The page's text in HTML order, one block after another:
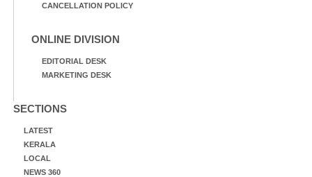
CANCELLATION POLICY
ONLINE DIVISION
EDITORIAL DESK
MARKETING DESK
SECTIONS
LATEST
KERALA
LOCAL
NEWS 360